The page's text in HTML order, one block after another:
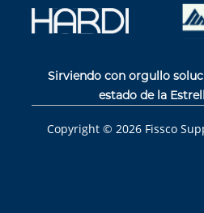
Sirviendo con orgullo
estado de la
Copyright © 2026 Fissco